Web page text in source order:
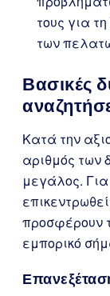
τους για
των
Βασικές
Κατά την
αριθμός των
μεγάλος.
προσφέρουν
εμπορικό